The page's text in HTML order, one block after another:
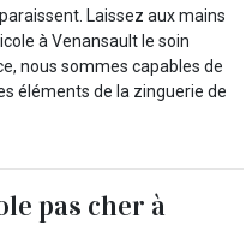
Laissez aux mains
à Venansault le soin
nous sommes capables de
éléments de la zinguerie de
pas cher à